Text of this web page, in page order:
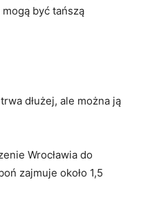
być tańszą
dłużej, ale można ją
Wrocławia do
zajmuje około 1,5